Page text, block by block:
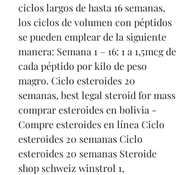
ciclos largos de hasta 16 semanas,
los ciclos de volumen con péptidos
se pueden emplear de la siguiente
manera: Semana 1 – 16: 1 a 1,5mcg de
cada péptido por kilo de peso
magro. Ciclo esteroides 20
semanas, best legal steroid for mass
comprar esteroides en bolivia -
Compre esteroides en línea Ciclo
esteroides 20 semanas Ciclo
esteroides 20 semanas Steroide
shop schweiz winstrol 1,